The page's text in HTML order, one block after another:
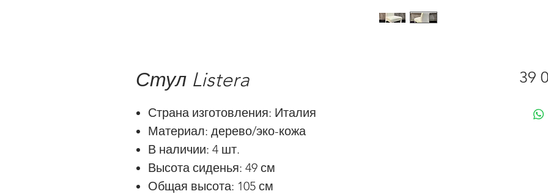
Стул Listera
Страна изготовления: Италия
Материал: дерево/эко-кожа
В наличии: 4 шт.
Высота сиденья: 49 см
Общая высота: 105 см
39